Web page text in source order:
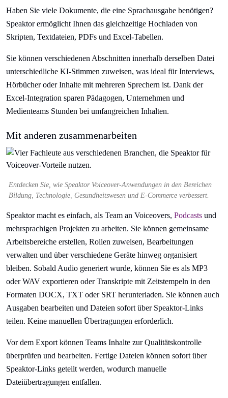
Haben Sie viele Dokumente, die eine Sprachausgabe benötigen?
Speaktor ermöglicht Ihnen das gleichzeitige Hochladen von
Skripten, Textdateien, PDFs und Excel-Tabellen.
Sie können verschiedenen Abschnitten innerhalb derselben Datei
unterschiedliche KI-Stimmen zuweisen, was ideal für Interviews,
Hörbücher oder Inhalte mit mehreren Sprechern ist. Dank der
Excel-Integration sparen Pädagogen, Unternehmen und
Medienteams Stunden bei umfangreichen Inhalten.
Mit anderen zusammenarbeiten
Entdecken Sie, wie Speaktor Voiceover-Anwendungen in den Bereichen
Bildung, Technologie, Gesundheitswesen und E-Commerce verbessert.
Speaktor macht es einfach, als Team an Voiceovers, Podcasts und
mehrsprachigen Projekten zu arbeiten. Sie können gemeinsame
Arbeitsbereiche erstellen, Rollen zuweisen, Bearbeitungen
verwalten und über verschiedene Geräte hinweg organisiert
bleiben. Sobald Audio generiert wurde, können Sie es als MP3
oder WAV exportieren oder Transkripte mit Zeitstempeln in den
Formaten DOCX, TXT oder SRT herunterladen. Sie können auch
Ausgaben bearbeiten und Dateien sofort über Speaktor-Links
teilen. Keine manuellen Übertragungen erforderlich.
Vor dem Export können Teams Inhalte zur Qualitätskontrolle
überprüfen und bearbeiten. Fertige Dateien können sofort über
Speaktor-Links geteilt werden, wodurch manuelle
Dateiübertragungen entfallen.